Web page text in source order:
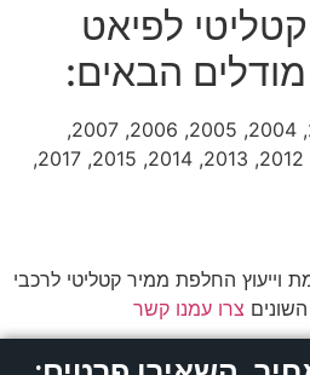
לפיאט
2000, 2001, 2002, 2003, 2004, 2005, 2006, 2007,
2008, 2009, 2010, 2011, 2012, 2013, 2014, 2015, 2017,
החלפת ממיר קטליטי לרכבי
צרו עמנו קשר